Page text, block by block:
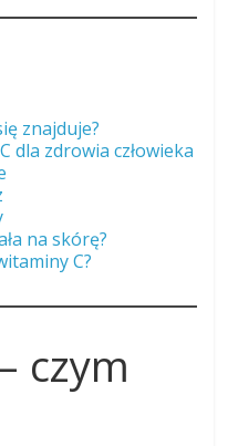
znajduje?
dla zdrowia człowieka
na skórę?
C?
czym